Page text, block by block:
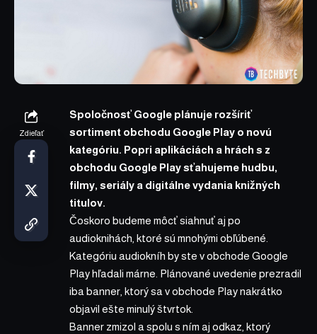
Zdieľať
Spoločnosť Google plánuje rozšíriť
sortiment obchodu Google Play o novú
kategóriu. Popri aplikáciách a hrách s z
obchodu Google Play sťahujeme hudbu,
filmy, seriály a digitálne vydania knižných
titulov.
Čoskoro budeme môcť siahnuť aj po
audioknihách, ktoré sú mnohými obľúbené.
Kategóriu audiokníh by ste v obchode Google
Play hľadali márne. Plánované uvedenie prezradil
iba banner, ktorý sa v obchode Play nakrátko
objavil ešte minulý štvrtok.
Banner zmizol a spolu s ním aj odkaz, ktorý